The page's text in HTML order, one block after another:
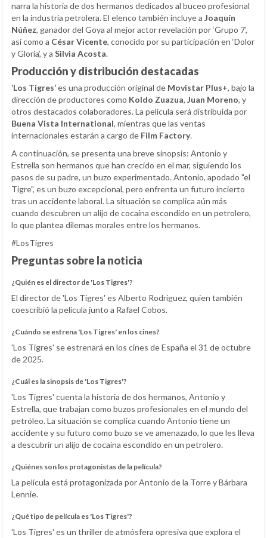
narra la historia de dos hermanos dedicados al buceo profesional
en la industria petrolera. El elenco también incluye a Joaquín
Núñez, ganador del Goya al mejor actor revelación por ‘Grupo 7’,
así como a César Vicente, conocido por su participación en ‘Dolor
y Gloria’, y a Silvia Acosta.
Producción y distribución destacadas
‘Los Tigres’es una producción original de Movistar Plus+, bajo la
dirección de productores como Koldo Zuazua, Juan Moreno, y
otros destacados colaboradores. La película será distribuida por
Buena Vista International, mientras que las ventas
internacionales estarán a cargo de Film Factory.
A continuación, se presenta una breve sinopsis: Antonio y
Estrella son hermanos que han crecido en el mar, siguiendo los
pasos de su padre, un buzo experimentado. Antonio, apodado "el
Tigre", es un buzo excepcional, pero enfrenta un futuro incierto
tras un accidente laboral. La situación se complica aún más
cuando descubren un alijo de cocaína escondido en un petrolero,
lo que plantea dilemas morales entre los hermanos.
#LosTigres
Preguntas sobre la noticia
¿Quién es el director de 'Los Tigres'?
El director de 'Los Tigres' es Alberto Rodríguez, quien también
coescribió la película junto a Rafael Cobos.
¿Cuándo se estrena 'Los Tigres' en los cines?
'Los Tigres' se estrenará en los cines de España el 31 de octubre
de 2025.
¿Cuál es la sinopsis de 'Los Tigres'?
'Los Tigres' cuenta la historia de dos hermanos, Antonio y
Estrella, que trabajan como buzos profesionales en el mundo del
petróleo. La situación se complica cuando Antonio tiene un
accidente y su futuro como buzo se ve amenazado, lo que les lleva
a descubrir un alijo de cocaína escondido en un petrolero.
¿Quiénes son los protagonistas de la película?
La película está protagonizada por Antonio de la Torre y Bárbara
Lennie.
¿Qué tipo de película es 'Los Tigres'?
'Los Tigres' es un thriller de atmósfera opresiva que explora el